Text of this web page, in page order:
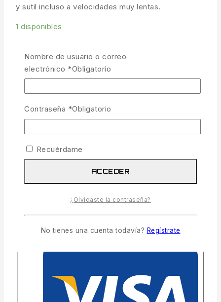
y sutil incluso a velocidades muy lentas.
1 disponibles
AÑADIR AL CARRITO
COMPARAR LISTA
PREGUNTA
COMPARTIR
Entrega estimada:Hasta 4 días hábiles
Nombre de usuario o correo
electrónico *Obligatorio
Contraseña *Obligatorio
Recuérdame
ACCEDER
¿Olvidaste la contraseña?
No tienes una cuenta todavía? Regístrate